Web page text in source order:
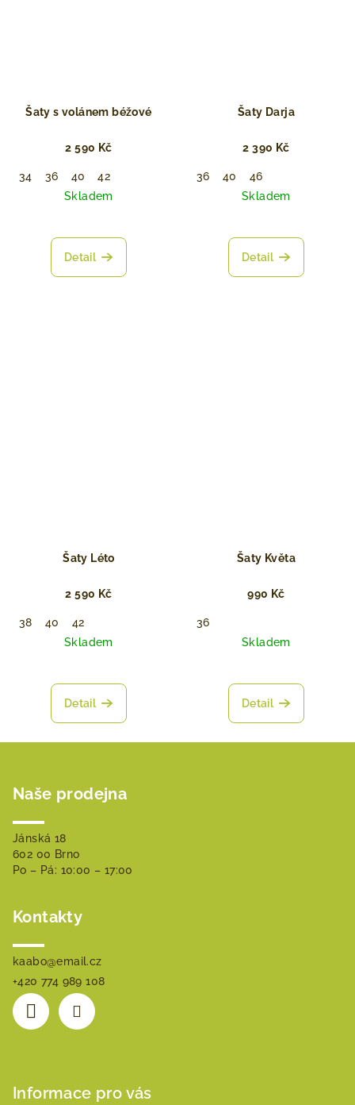
Šaty s volánem béžové
2 590 Kč
34 36 40
42
Skladem
Detail
Šaty Darja
2 390 Kč
36 40
46
Skladem
Detail
Šaty Léto
2 590 Kč
38 40
42
Skladem
Detail
Šaty Květa
990 Kč
36
Skladem
Detail
Naše prodejna
Jánská 18
602 00 Brno
Po – Pá: 10:00 – 17:00
Kontakty
kaabo@email.cz
+420 774 989 108
Informace pro vás